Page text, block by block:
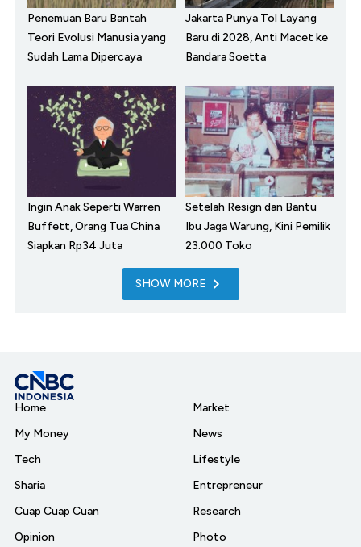
Penemuan Baru Bantah
Teori Evolusi Manusia yang
Sudah Lama Dipercaya
Jakarta Punya Tol Layang
Baru di 2028, Anti Macet ke
Bandara Soetta
Ingin Anak Seperti Warren
Buffett, Orang Tua China
Siapkan Rp34 Juta
Setelah Resign dan Bantu
Ibu Jaga Warung, Kini Pemilik
23.000 Toko
SHOW MORE
Home
My Money
Tech
Sharia
Cuap Cuap Cuan
Opinion
Market
News
Lifestyle
Entrepreneur
Research
Photo